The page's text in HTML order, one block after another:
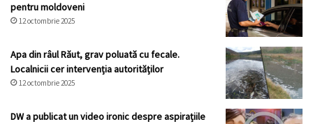
pentru moldoveni
12 octombrie 2025
Apa din râul Răut, grav poluată cu fecale.
Localnicii cer intervenția autorităților
12 octombrie 2025
DW a publicat un video ironic despre aspirațiile